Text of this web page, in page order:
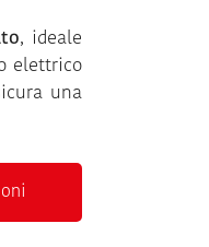
, ideale
elettrico
una